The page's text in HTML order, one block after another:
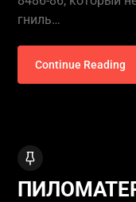
гниль…
Continue Reading